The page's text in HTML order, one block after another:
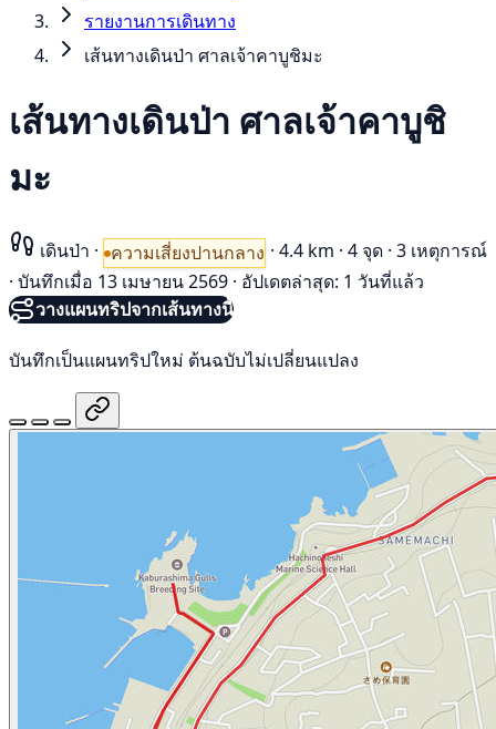
รายงานการเดินทาง
เส้นทางเดินป่า ศาลเจ้าคาบูชิมะ
เส้นทางเดินป่า ศาลเจ้าคาบูชิ
มะ
เดินป่า · ความเสี่ยงปานกลาง · 4.4 km · 4 จุด · 3 เหตุการณ์
· บันทึกเมื่อ 13 เมษายน 2569 · อัปเดตล่าสุด: 1 วันที่แล้ว
วางแผนทริปจากเส้นทางนี้
บันทึกเป็นแผนทริปใหม่ ต้นฉบับไม่เปลี่ยนแปลง